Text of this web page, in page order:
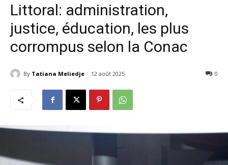
Littoral: administration,
justice, éducation, les plus
corrompus selon la Conac
By Tatiana Meliedje 12 août 2025 0